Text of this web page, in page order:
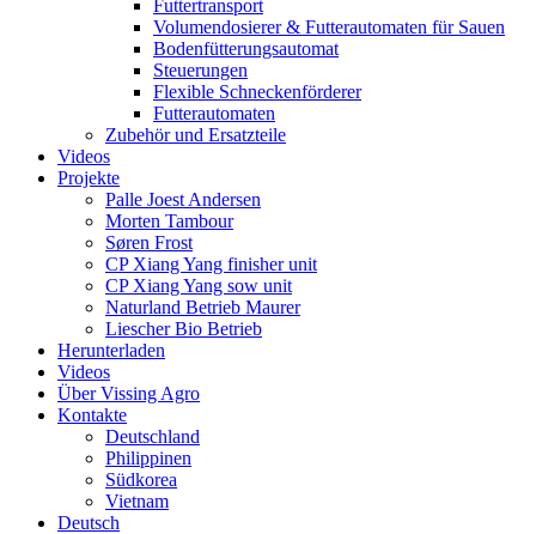
Futtertransport
Volumendosierer & Futterautomaten für Sauen
Bodenfütterungsautomat
Steuerungen
Flexible Schneckenförderer
Futterautomaten
Zubehör und Ersatzteile
Videos
Projekte
Palle Joest Andersen
Morten Tambour
Søren Frost
CP Xiang Yang finisher unit
CP Xiang Yang sow unit
Naturland Betrieb Maurer
Liescher Bio Betrieb
Herunterladen
Videos
Über Vissing Agro
Kontakte
Deutschland
Philippinen
Südkorea
Vietnam
Deutsch